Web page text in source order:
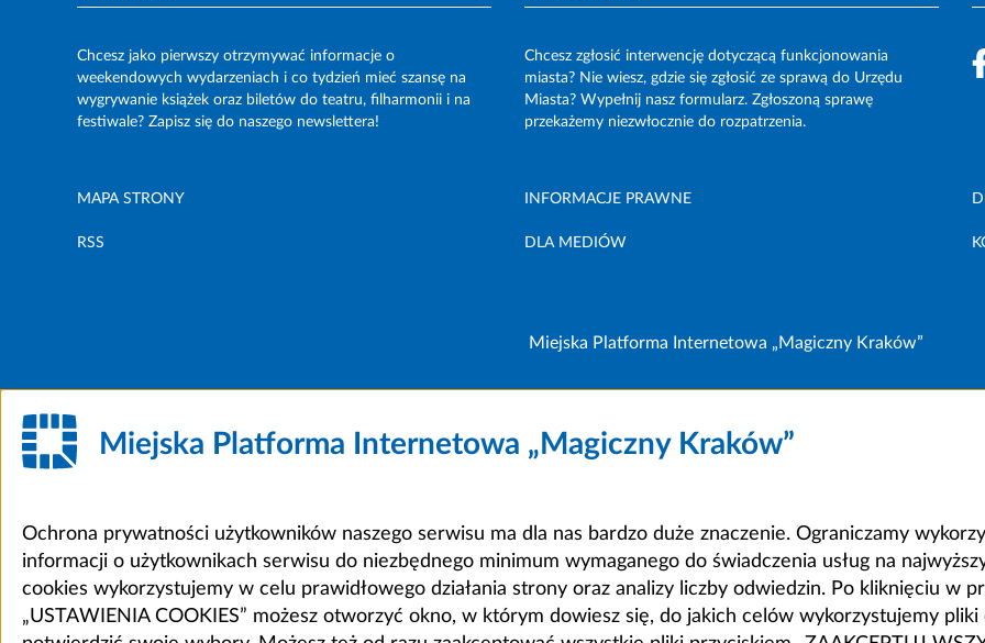
Chcesz jako pierwszy otrzymywać informacje o
weekendowych wydarzeniach i co tydzień mieć szansę na
wygrywanie książek oraz biletów do teatru, filharmonii i na
festiwale? Zapisz się do naszego newslettera!
Chcesz zgłosić interwencję dotyczącą funkcjonowania
miasta? Nie wiesz, gdzie się zgłosić ze sprawą do Urzędu
Miasta? Wypełnij nasz formularz. Zgłoszoną sprawę
przekażemy niezwłocznie do rozpatrzenia.
MAPA STRONY INFORMACJE PRAWNE
RSS DLA MEDIÓW
Miejska Platforma Internetowa „Magiczny Kraków”
Miejska Platforma Internetowa „Magiczny Kraków”
Ochrona prywatności użytkowników naszego serwisu ma dla nas bardzo duże znaczenie. Ograniczamy
informacji o użytkownikach serwisu do niezbędnego minimum wymaganego do świadczenia usług na
cookies wykorzystujemy w celu prawidłowego działania strony oraz analizy liczby odwiedzin. Po kliknięciu w
„USTAWIENIA COOKIES” możesz otworzyć okno, w którym dowiesz się, do jakich celów wykorzystujemy pliki